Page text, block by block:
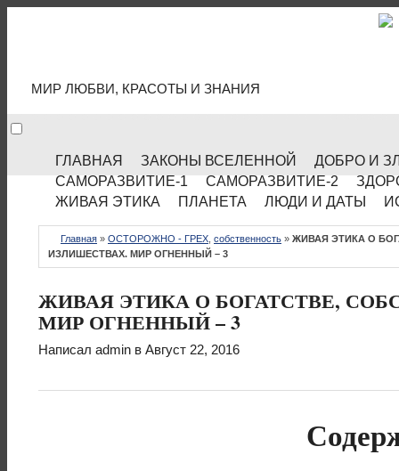
МИР ЛЮБВИ, КРАСОТЫ И ЗНАНИЯ
ГЛАВНАЯ ЗАКОНЫ ВСЕЛЕННОЙ
ДОБРО И
САМОРАЗВИТИЕ-1
САМОРАЗВИТИЕ-2
ЖИВАЯ ЭТИКА
ПЛАНЕТА ЛЮДИ И ДАТЫ
Главная » ОСТОРОЖНО - ГРЕХ собственность » ЖИВАЯ ЭТИКА О
ИЗЛИШЕСТВАХ. МИР ОГНЕННЫЙ – 3
ЖИВАЯ ЭТИКА О БОГАТСТВЕ,
МИР ОГНЕННЫЙ – 3
Написал admin в Август 22, 2016